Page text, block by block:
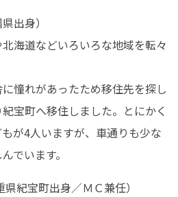
出身）
海道などいろいろな地域を転々
憧れがあったため移住先を探し
宝町へ移住しました。とにかく
が4人いますが、車通りも少な
でいます。